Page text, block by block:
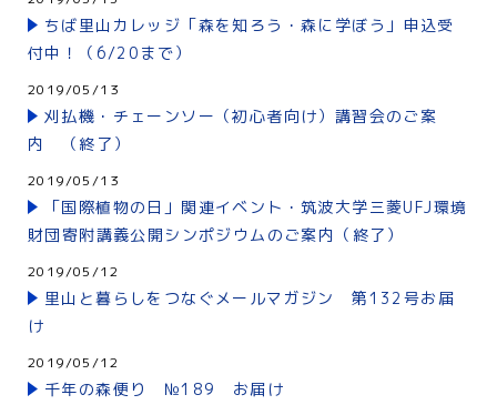
ちば里山カレッジ「森を知ろう・森に学ぼう」申込受
付中！（6/20まで）
2019/05/13
刈払機・チェーンソー（初心者向け）講習会のご案
内 （終了）
2019/05/13
「国際植物の日」関連イベント・筑波大学三菱UFJ環境
財団寄附講義公開シンポジウムのご案内（終了）
2019/05/12
里山と暮らしをつなぐメールマガジン 第132号お届
け
2019/05/12
千年の森便り №189 お届け